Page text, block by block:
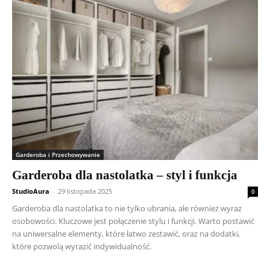
Garderoba i Przechowywanie
Garderoba dla nastolatka – styl i funkcja
StudioAura - 29 listopada 2025 0
Garderoba dla nastolatka to nie tylko ubrania, ale również wyraz
osobowości. Kluczowe jest połączenie stylu i funkcji. Warto postawić
na uniwersalne elementy, które łatwo zestawić, oraz na dodatki,
które pozwolą wyrazić indywidualność.